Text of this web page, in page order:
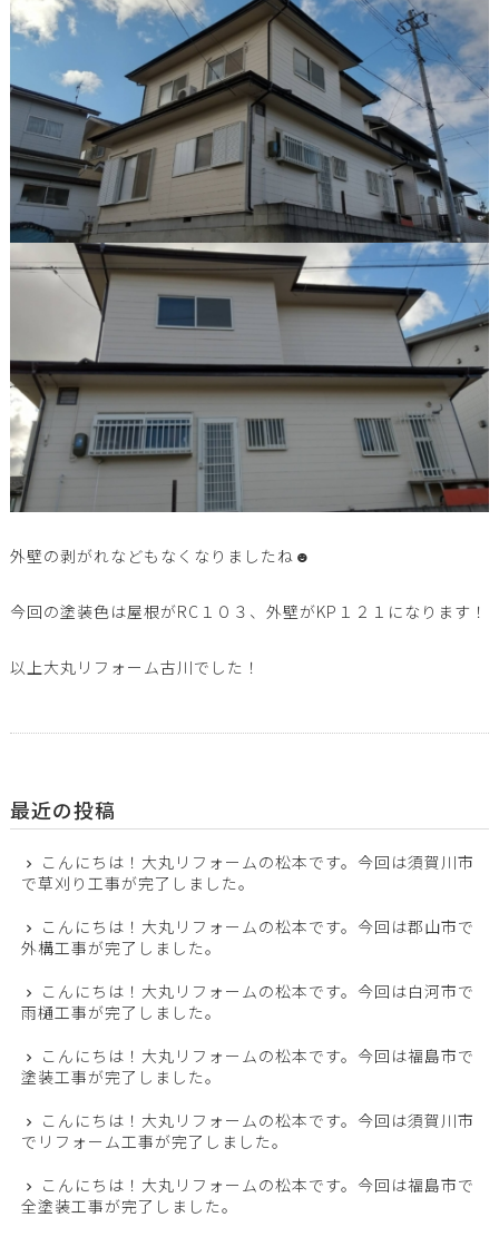
外壁の剥がれなどもなくなりましたね☻
今回の塗装色は屋根がRC１０３、外壁がKP１２１になります！
以上大丸リフォーム古川でした！
最近の投稿
こんにちは！大丸リフォームの松本です。今回は須賀川市
で草刈り工事が完了しました。
こんにちは！大丸リフォームの松本です。今回は郡山市で
外構工事が完了しました。
こんにちは！大丸リフォームの松本です。今回は白河市で
雨樋工事が完了しました。
こんにちは！大丸リフォームの松本です。今回は福島市で
塗装工事が完了しました。
こんにちは！大丸リフォームの松本です。今回は須賀川市
でリフォーム工事が完了しました。
こんにちは！大丸リフォームの松本です。今回は福島市で
全塗装工事が完了しました。